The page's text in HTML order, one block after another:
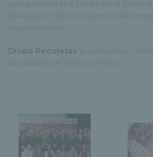
cumplimentar a través de la
delegación de Atletismo o del
organización.
Grupo Recoletas promueve un
saludable y el ejercicio físico.